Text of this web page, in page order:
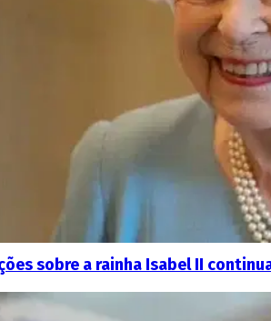
sobre a rainha Isabel II